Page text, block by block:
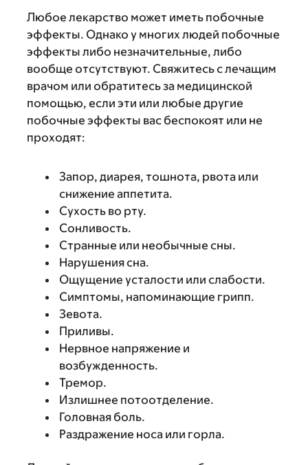
Любое лекарство может иметь побочные
эффекты. Однако у многих людей побочные
эффекты либо незначительные, либо
вообще отсутствуют. Свяжитесь с лечащим
врачом или обратитесь за медицинской
помощью, если эти или любые другие
побочные эффекты вас беспокоят или не
проходят:
Запор, диарея, тошнота, рвота или
снижение аппетита.
Сухость во рту.
Сонливость.
Странные или необычные сны.
Нарушения сна.
Ощущение усталости или слабости.
Симптомы, напоминающие грипп.
Зевота.
Приливы.
Нервное напряжение и
возбужденность.
Тремор.
Излишнее потоотделение.
Головная боль.
Раздражение носа или горла.